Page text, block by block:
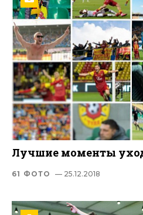
Лучшие моменты
61 ФОТО — 25.12.2018